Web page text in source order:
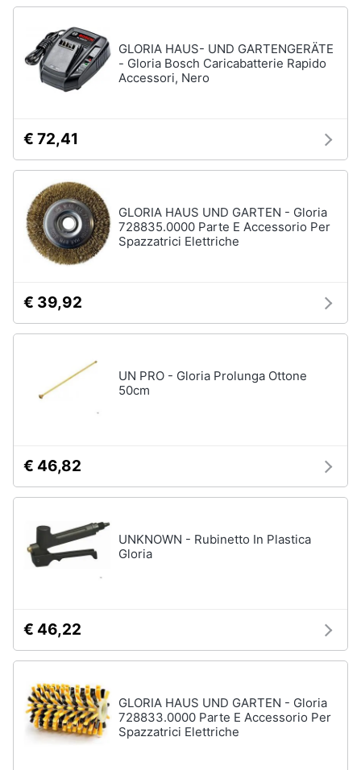
GLORIA HAUS- UND GARTENGERÄTE
- Gloria Bosch Caricabatterie Rapido
Accessori, Nero
€ 72,41
GLORIA HAUS UND GARTEN - Gloria
728835.0000 Parte E Accessorio Per
Spazzatrici Elettriche
€ 39,92
UN PRO - Gloria Prolunga Ottone
50cm
€ 46,82
UNKNOWN - Rubinetto In Plastica
Gloria
€ 46,22
GLORIA HAUS UND GARTEN - Gloria
728833.0000 Parte E Accessorio Per
Spazzatrici Elettriche